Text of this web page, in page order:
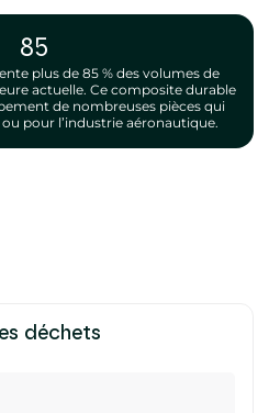
85
plus de 85 % des volumes de
actuelle. Ce composite durable
de nombreuses pièces qui
pour l’industrie aéronautique.
déchets